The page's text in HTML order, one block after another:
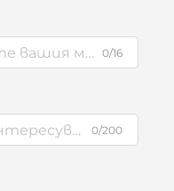
0/16
0/200